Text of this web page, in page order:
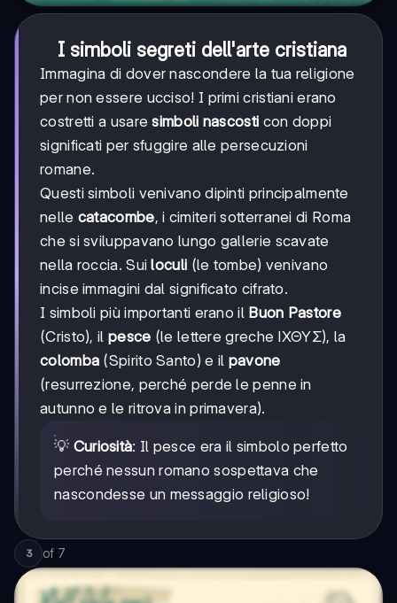
I simboli segreti dell'arte cristiana
Immagina di dover nascondere la tua religione
per non essere ucciso! I primi cristiani erano
costretti a usaresimboli nascosti con doppi
significati per sfuggire alle persecuzioni
romane.
Questi simboli venivano dipinti principalmente
nelle catacombe, i cimiteri sotterranei di Roma
che si sviluppavano lungo gallerie scavate
nella roccia. Suiloculi (le tombe) venivano
incise immagini dal significato cifrato.
I simboli più importanti erano il Buon Pastore
(Cristo), il pesce (le lettere greche ΙΧΘΥΣ), la
colomba (Spirito Santo) e il pavone
(resurrezione, perché perde le penne in
autunno e le ritrova in primavera).
💡 Curiosità: Il pesce era il simbolo perfetto
perché nessun romano sospettava che
nascondesse un messaggio religioso!
3 of 7